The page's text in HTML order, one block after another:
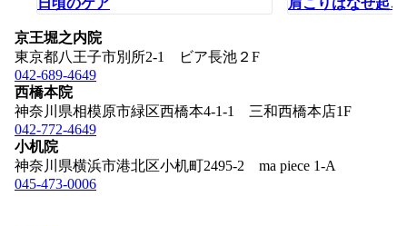
日頃のケア
肩こりはなぜ起
京王堀之内院
東京都八王子市別所2-1 ビア長池２F
042-689-4649
西橋本院
神奈川県相模原市緑区西橋本4-1-1 三和西橋本店1F
042-772-4649
小机院
神奈川県横浜市港北区小机町2495-2 ma piece 1-A
045-473-0006